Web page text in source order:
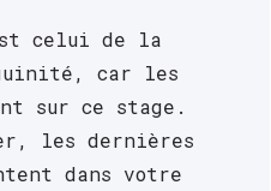
celui de la
car les
sur ce stage.
les dernières
dans votre